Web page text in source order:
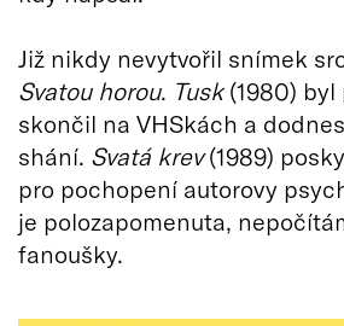
Již nikdy nevytvořil snímek
Svatou horou. Tusk(1980) byl
skončil na VHSkách a
shání. Svatá krev(1989)
pro pochopení autorovy
je polozapomenuta,
fanoušky.